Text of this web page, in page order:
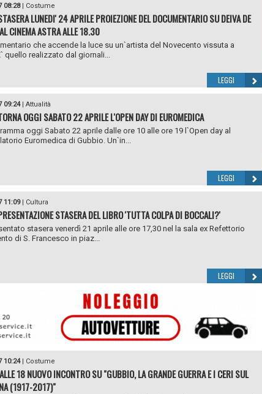
08:28| Costume
LUNEDI' 24 APRILE PROIEZIONE DEL DOCUMENTARIO SU DEIVA DE
CINEMA ASTRA ALLE 18.30
che accende la luce su un`artista del Novecento vissuta a
quello realizzato dal giornali...
LEGGI
09:24| Attualità
OGGI SABATO 22 APRILE L'OPEN DAY DI EUROMEDICA
oggi Sabato 22 aprile dalle ore 10 alle ore 19 l`Open day al
Euromedica di Gubbio. Un`in...
LEGGI
11:09| Cultura
STASERA DEL LIBRO 'TUTTA COLPA DI BOCCALI?'
stasera venerdì 21 aprile alle ore 17,30 nel la sala ex Refettorio
di S. Francesco in piaz...
LEGGI
10:24| Costume
18 NUOVO INCONTRO SU "GUBBIO, LA GRANDE GUERRA E I CERI SUL
(1917-2017)"